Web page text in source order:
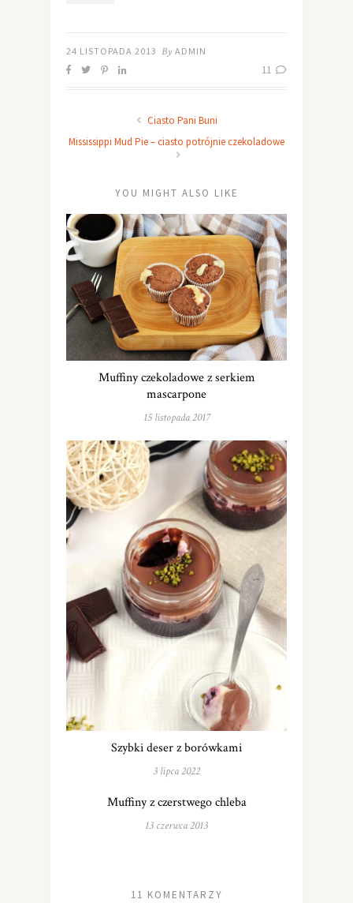
24 LISTOPADA 2013 By ADMIN
11
Ciasto Pani Buni
Mississippi Mud Pie – ciasto potrójnie czekoladowe
YOU MIGHT ALSO LIKE
Muffiny czekoladowe z serkiem
mascarpone
15 listopada 2017
Szybki deser z borówkami
3 lipca 2022
Muffiny z czerstwego chleba
13 czerwca 2013
11 KOMENTARZY